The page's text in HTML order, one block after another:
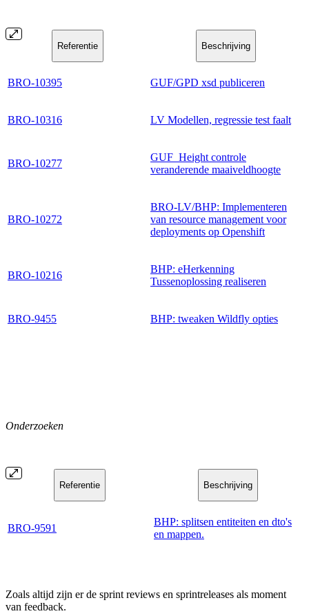
Referentie Beschrijving
BRO-10395 GUF/GPD xsd publiceren
BRO-10316 LV Modellen, regressie test faalt
BRO-10277
GUF_Height controle
veranderende maaiveldhoogte
BRO-10272
BRO-LV/BHP: Implementeren
van resource management voor
deployments op Openshift
BRO-10216
BHP: eHerkenning
Tussenoplossing realiseren
BRO-9455 BHP: tweaken Wildfly opties
Onderzoeken
Referentie Beschrijving
BRO-9591
BHP: splitsen entiteiten en dto's
en mappen.
Zoals altijd zijn er de sprint reviews en sprintreleases als moment
van feedback.